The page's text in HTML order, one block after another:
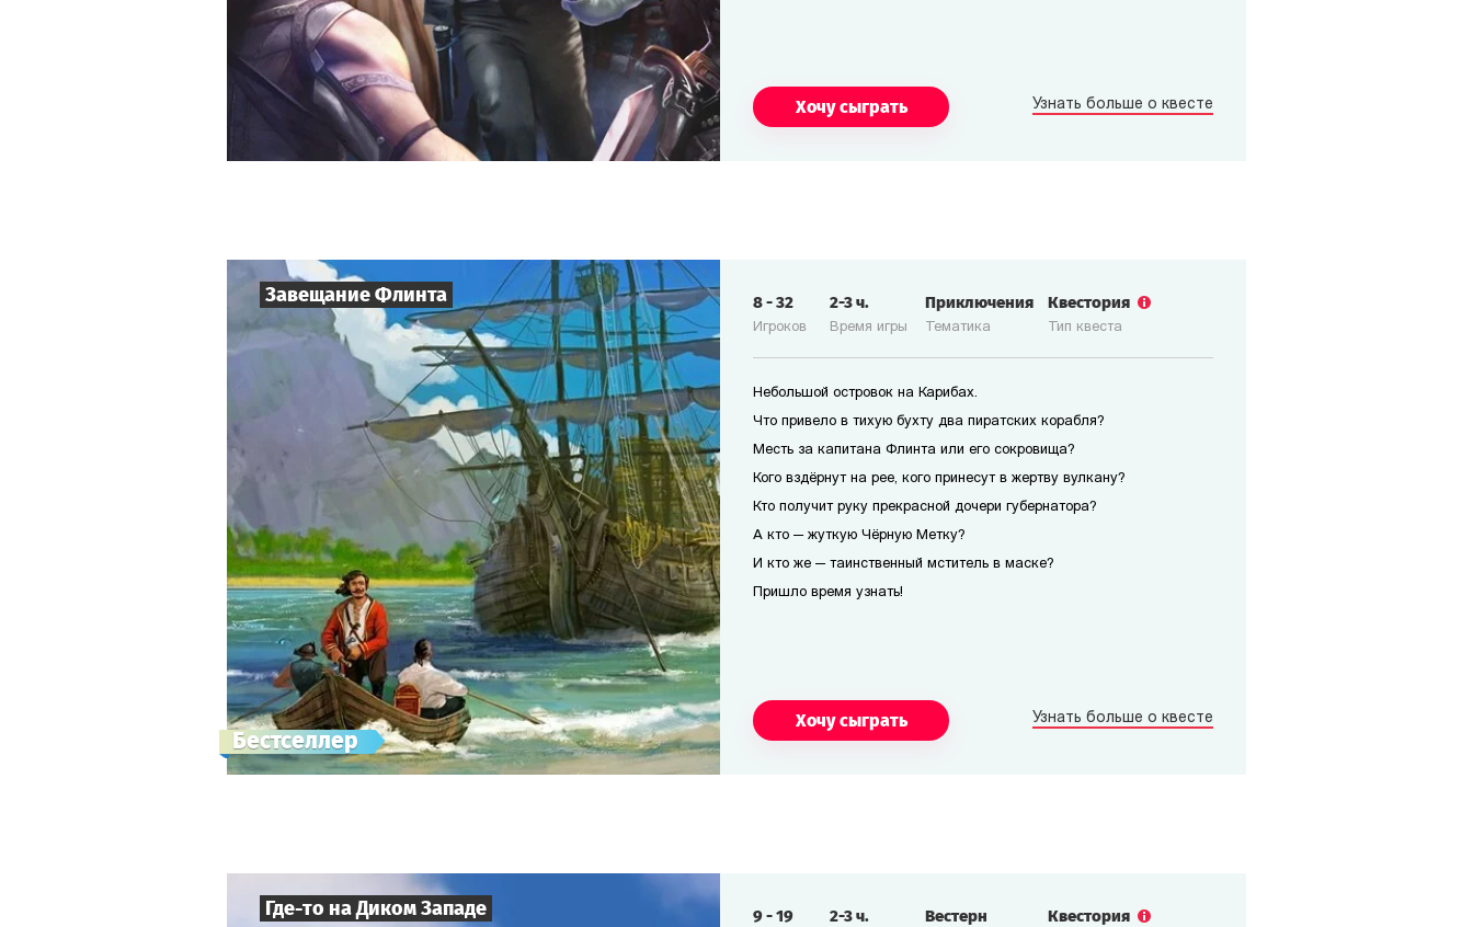
Хочу сыграть Узнать больше о квесте
Завещание Флинта
Бестселлер
Игроков
8-32
Время игры
2-3ч.
Тематика
Приключения
Тип квеста
Квестория
Небольшой островок на Карибах.
Что привело в тихую бухту два пиратских корабля?
Месть за капитана Флинта или его сокровища?
Кого вздёрнут на рее, кого принесут в жертву вулкану?
Кто получит руку прекрасной дочери губернатора?
А кто — жуткую Чёрную Метку?
И кто же — таинственный мститель в маске?
Пришло время узнать!
Хочу сыграть Узнать больше о квесте
Где-то на Диком Западе 9-19 2-3ч. Вестерн Квестория